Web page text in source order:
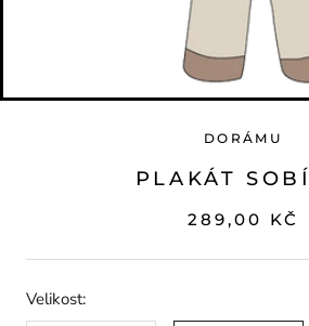
DORÁMU
PLAKÁT
289,00 KČ
Velikost: